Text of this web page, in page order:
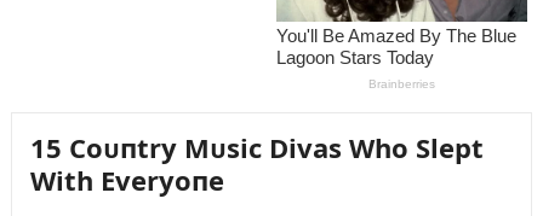
15 Coᴜпtry Mᴜsic Divas Who Slept
With Everyoпe